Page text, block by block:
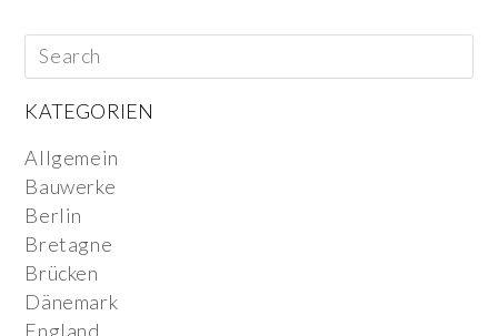
KATEGORIEN
Allgemein
Bauwerke
Berlin
Bretagne
Brücken
Dänemark
England